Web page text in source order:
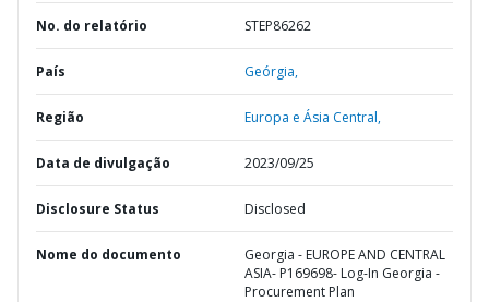
No. do relatório STEP86262
País Geórgia,
Região Europa e Ásia Central,
Data de divulgação 2023/09/25
Disclosure Status Disclosed
Nome do documento
Georgia - EUROPE AND CENTRAL
ASIA- P169698- Log-In Georgia -
Procurement Plan